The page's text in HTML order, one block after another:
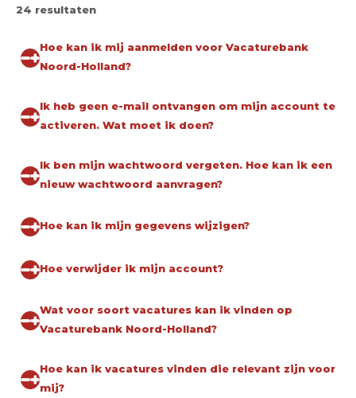
24 resultaten
Hoe kan ik mij aanmelden voor Vacaturebank
Noord-Holland?
Ik heb geen e-mail ontvangen om mijn account te
activeren. Wat moet ik doen?
Ik ben mijn wachtwoord vergeten. Hoe kan ik een
nieuw wachtwoord aanvragen?
Hoe kan ik mijn gegevens wijzigen?
Hoe verwijder ik mijn account?
Wat voor soort vacatures kan ik vinden op
Vacaturebank Noord-Holland?
Hoe kan ik vacatures vinden die relevant zijn voor
mij?